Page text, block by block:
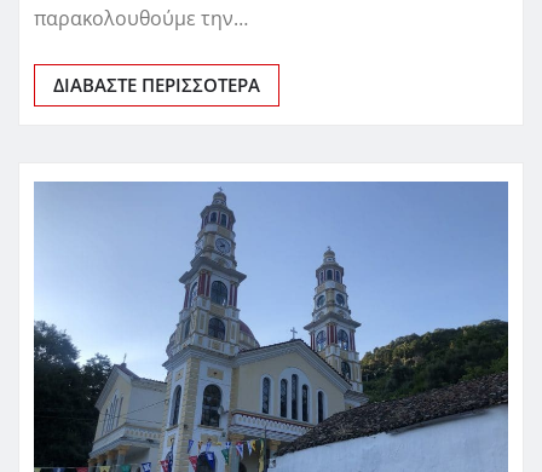
παρακολουθούμε την…
ΔΙΑΒΆΣΤΕ ΠΕΡΙΣΣΌΤΕΡΑ